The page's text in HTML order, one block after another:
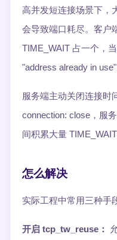
高并发短连接场景下，
会导致端口耗尽。客户
TIME_WAIT 占一个，
"address already in use"
服务端主动关闭连接时
connection: close，服
间积累大量 TIME_WAIT
怎么解决
实际工程中常用三种手
开启 tcp_tw_reuse：